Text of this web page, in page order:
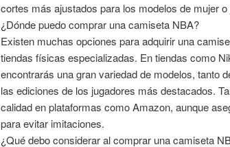
cortes más ajustados para los modelos de mujer o
¿Dónde puedo comprar una camiseta NBA?
Existen muchas opciones para adquirir una
tiendas físicas especializadas. En tiendas como
encontrarás una gran variedad de modelos, tanto
las ediciones de los jugadores más destacados.
calidad en plataformas como Amazon, aunque
para evitar imitaciones.
¿Qué debo considerar al comprar una camiseta